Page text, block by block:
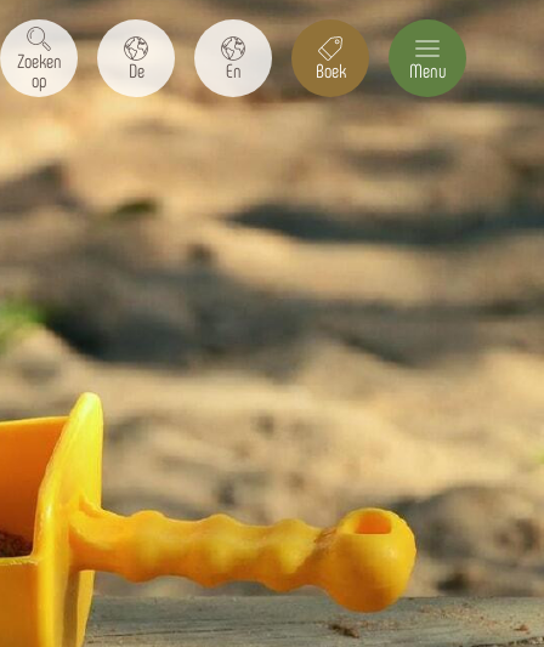
Zoeken
op
De En Boek Menu